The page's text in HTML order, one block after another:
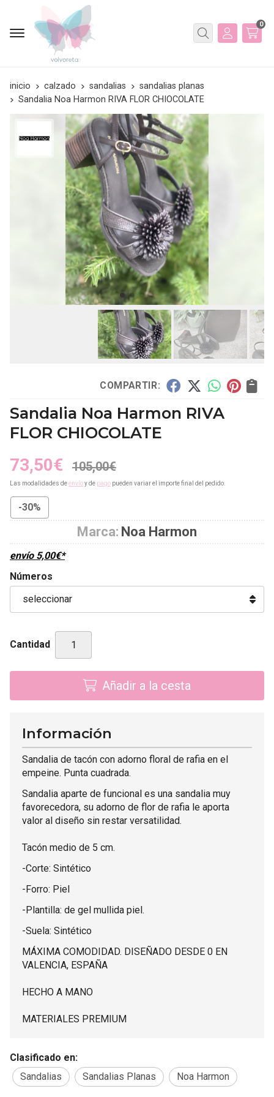
Buscar
0
inicio calzado sandalias
sandalias planas
Sandalia Noa Harmon RIVA FLOR CHIOCOLATE
COMPARTIR:
Sandalia Noa Harmon RIVA
FLOR CHIOCOLATE
73,50€ 105,00€
Las modalidades deenvíoy de pago pueden variar el importe final del pedido.
-30%
Marca: Noa Harmon
envío 5,00€*
Números
Cantidad
Añadir a la cesta
Información
Sandalia de tacón con adorno floral de rafia en el
empeine. Punta cuadrada.
Sandalia aparte de funcional es una sandalia muy
favorecedora, su adorno de flor de rafia le aporta
valor al diseño sin restar versatilidad.
Tacón medio de 5 cm.
-Corte: Sintético
-Forro: Piel
-Plantilla: de gel mullida piel.
-Suela: Sintético
MÁXIMA COMODIDAD. DISEÑADO DESDE 0 EN
VALENCIA, ESPAÑA
HECHO A MANO
MATERIALES PREMIUM
Clasificado en:
Sandalias
Sandalias Planas Noa Harmon